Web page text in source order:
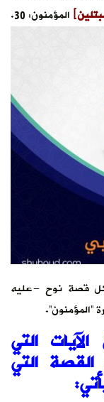
المؤمنون: 30.
كل قصة نوح -عليه
التي
التي